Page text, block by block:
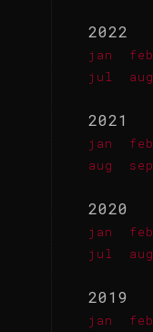
2022
jan feb
jul
aug
2021
jan feb
aug
sep
2020
jan feb
jul
aug
2019
jan feb